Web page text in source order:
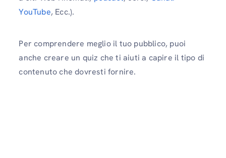
YouTube, Ecc.).
Per comprendere meglio il tuo pubblico, puoi
anche creare un quiz che ti aiuti a capire il tipo di
contenuto che dovresti fornire.